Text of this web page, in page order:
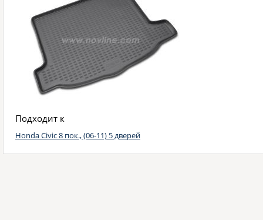
Подходит к
Honda Civic 8 пок., (06-11) 5 дверей